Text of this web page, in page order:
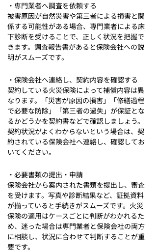
・専門業者へ調査を依頼する
被害原因が自然災害や第三者による損害と関
係する可能性がある場合、専門業者による床
下診断を受けることで、正しく状況を把握で
きます。調査報告書があると保険会社への説
明がスムーズです。
・保険会社へ連絡し、契約内容を確認する
契約している火災保険によって補償内容は異
なります。「災害が原因の損害」「修繕過程
で必要な防除」「第三者の過失」が保証とな
るかどうかを契約書などで確認しましょう。
契約状況がよくわからないという場合は、契
約されている保険会社へ連絡し、確認してお
いてください。
・必要書類の提出・申請
保険会社から案内された書類を提出し、審査
を受けます。写真や診断結果など、証拠資料
が揃っていると手続きがスムーズです。火災
保険の適用はケースごとに判断がわかれるた
め、迷った場合は専門業者と保険会社の両方
に相談し、状況に合わせて判断することが重
要です。